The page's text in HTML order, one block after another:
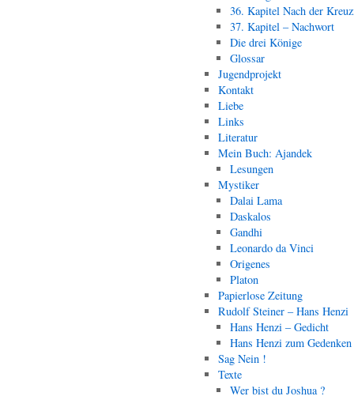
36. Kapitel Nach der
37. Kapitel – Nachwort
Die drei Könige
Glossar
Jugendprojekt
Kontakt
Liebe
Links
Literatur
Mein Buch: Ajandek
Lesungen
Mystiker
Dalai Lama
Daskalos
Gandhi
Leonardo da Vinci
Origenes
Platon
Papierlose Zeitung
Rudolf Steiner – Hans Henzi
Hans Henzi – Gedicht
Hans Henzi zum Gedenken
Sag Nein !
Texte
Wer bist du Joshua ?